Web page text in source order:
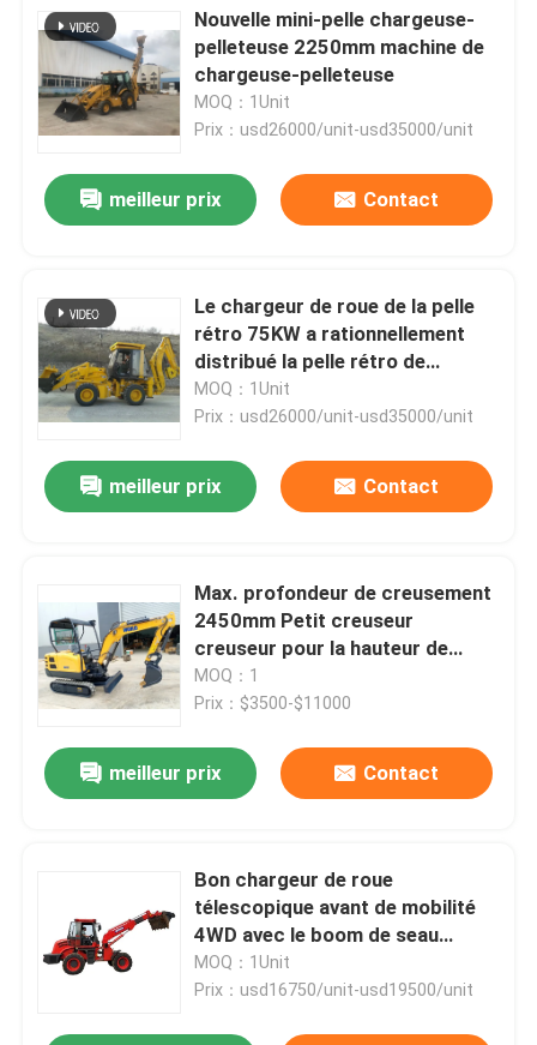
Produits
À propos de nous
Nouvelle mini-pelle chargeuse-
pelleteuse 2250mm machine de
chargeuse-pelleteuse
MOQ：1Unit
Prix：usd26000/unit-usd35000/unit
meilleur prix Contact
Le chargeur de roue de la pelle
rétro 75KW a rationnellement
distribué la pelle rétro de
chargeur de tracteur
MOQ：1Unit
Prix：usd26000/unit-usd35000/unit
meilleur prix Contact
Max. profondeur de creusement
2450mm Petit creuseur
creuseur pour la hauteur de
levage maximale de la lame
240mm
MOQ：1
Prix：$3500-$11000
meilleur prix Contact
Bon chargeur de roue
télescopique avant de mobilité
4WD avec le boom de seau
d'extension
MOQ：1Unit
Prix：usd16750/unit-usd19500/unit